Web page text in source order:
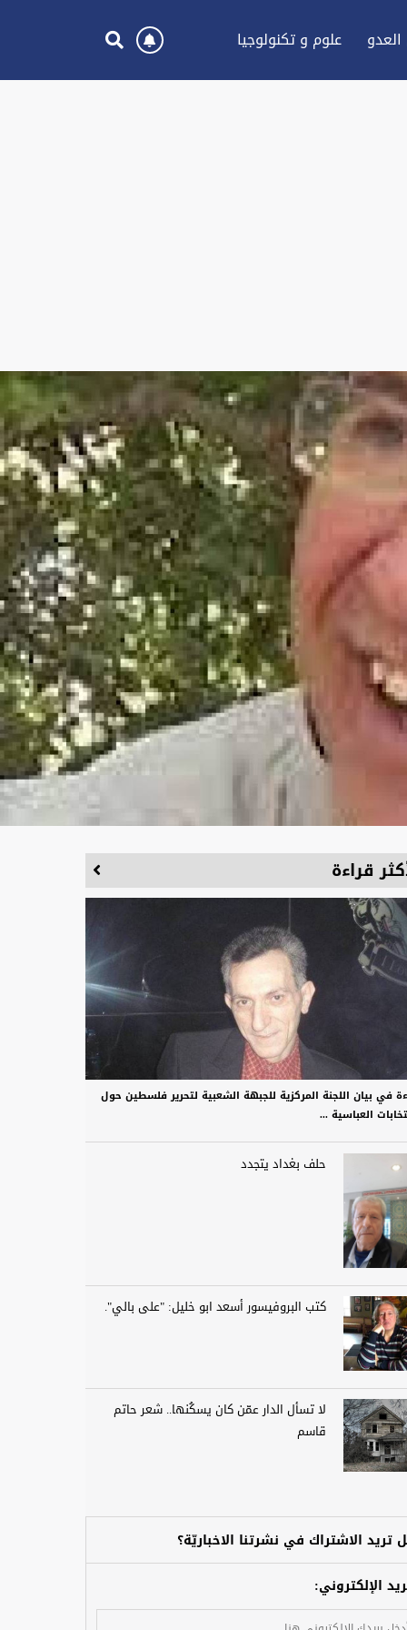
علوم و تكنولوجيا
قراءة
في بيان اللجنة المركزية للجبهة الشعبية لتحرير فلسطين حول
العباسية ...
حلف بغداد يتجدد
كتب البروفيسور أسعد ابو خليل: "على بالي".
لا تسأل الدار عمّن كان يسكُنها.. شعر حاتم
قاسم
تريد الاشتراك في نشرتنا الاخباريّة؟
الإلكتروني: